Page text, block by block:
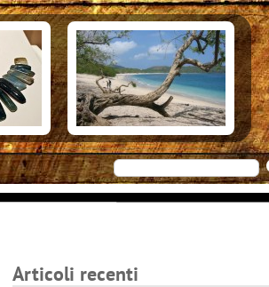
Alloggiare in Costarica
Arrivare in Costarica
Cosa vedere
Attrazioni principali
Ecoturismo
Eventi e appuntamenti
Isole
Parchi Nazionali
Spiagge
Documenti di viaggio
I trasporti interni
Articoli recenti